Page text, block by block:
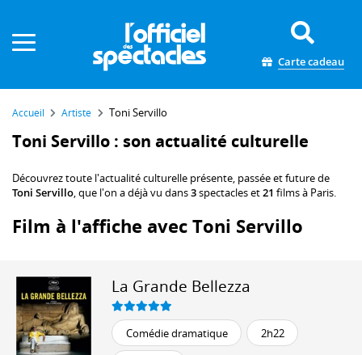
Carte cadeau
Accueil Artiste Toni Servillo
Toni Servillo : son actualité culturelle
Découvrez toute l'actualité culturelle présente, passée et future de
Toni Servillo, que l'on a déjà vu dans3spectacles et21 films à Paris.
Film à l'affiche avec Toni Servillo
La Grande Bellezza
Comédie dramatique 2h22